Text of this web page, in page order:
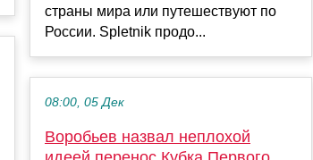
страны мира или путешествуют по
России. Spletnik продо...
08:00, 05 Дек
Воробьев назвал неплохой